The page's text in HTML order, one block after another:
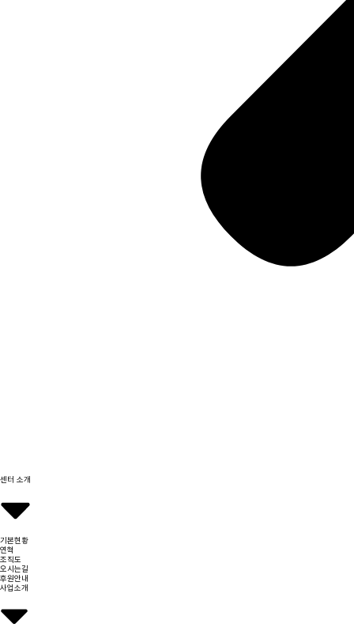
센터 소개
기본현황
연혁
조직도
오시는길
후원안내
사업소개